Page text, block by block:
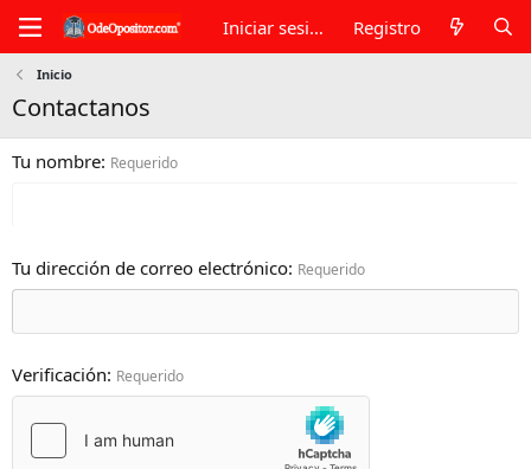
Iniciar sesión Registro
Inicio
Contactanos
Tu nombre Requerido
Tu dirección de correo electrónico Requerido
Verificación Requerido